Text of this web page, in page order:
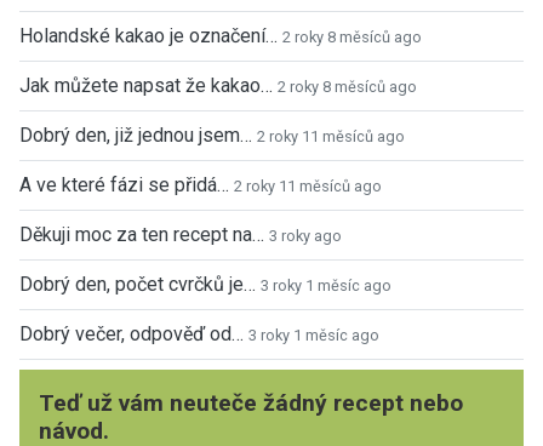
Holandské kakao je označení… 2 roky 8 měsíců ago
Jak můžete napsat že kakao… 2 roky 8 měsíců ago
Dobrý den, již jednou jsem… 2 roky 11 měsíců ago
A ve které fázi se přidá… 2 roky 11 měsíců ago
Děkuji moc za ten recept na… 3 roky ago
Dobrý den, počet cvrčků je… 3 roky 1 měsíc ago
Dobrý večer, odpověď od… 3 roky 1 měsíc ago
Teď už vám neuteče žádný recept nebo
návod.